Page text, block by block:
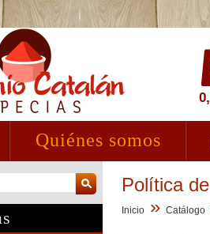
Quiénes somos
Política
Inicio »Catálogo